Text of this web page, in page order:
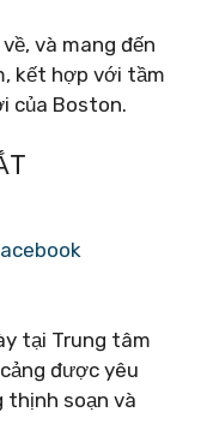
và mang đến
kết hợp với tầm
của Boston.
tại Trung tâm
được yêu
soạn và